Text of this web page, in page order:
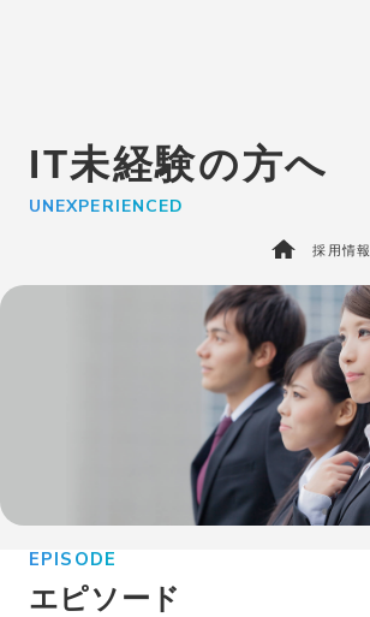
BPO・人材派遣はこちら さいたま支社
IT未経験の方へ
UNEXPERIENCED
採用情報
EPISODE
エピソード